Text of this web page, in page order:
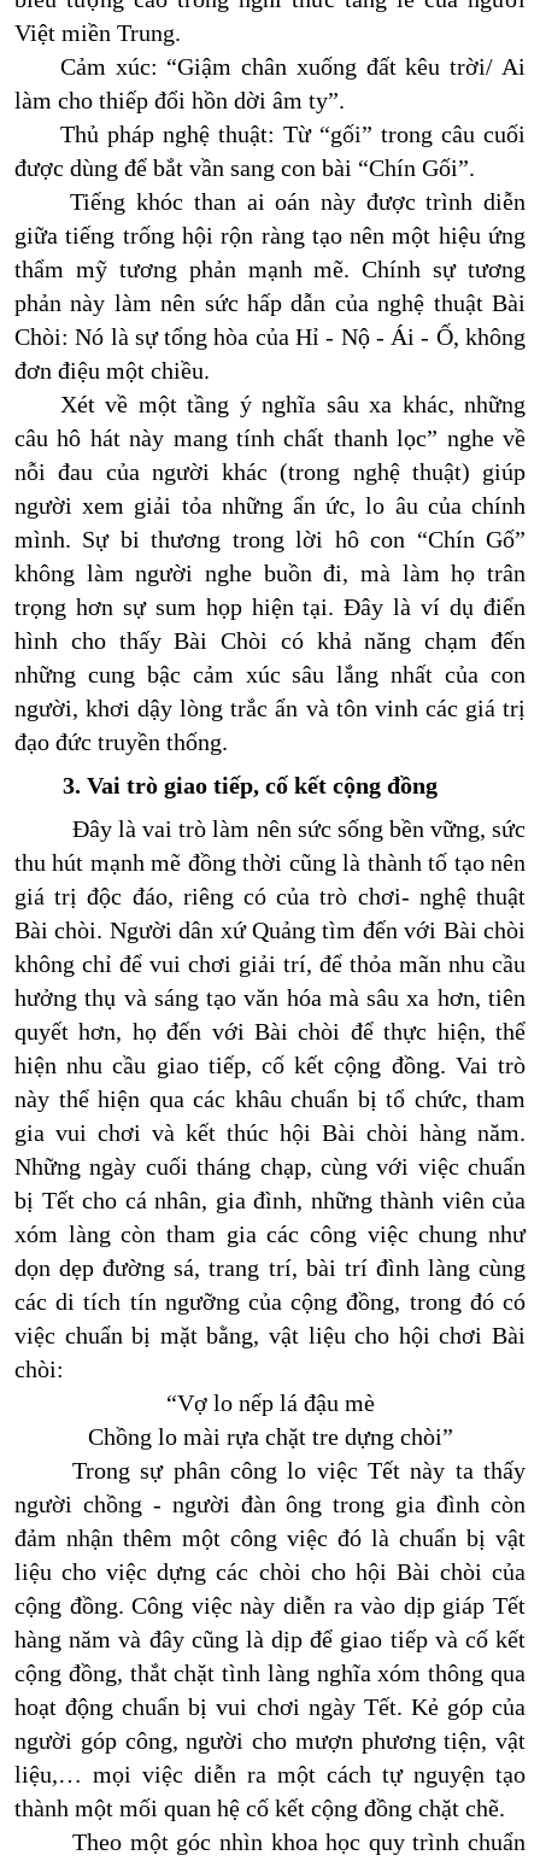
Việt miền Trung.
Cảm xúc: “Giậm chân xuống đất kêu trời/ Ai
làm cho thiếp đổi hồn dời âm ty”.
Thủ pháp nghệ thuật: Từ “gối” trong câu cuối
được dùng để bắt vần sang con bài “Chín Gối”.
Tiếng khóc than ai oán này được trình diễn
giữa tiếng trống hội rộn ràng tạo nên một hiệu ứng
thẩm mỹ tương phản mạnh mẽ. Chính sự tương
phản này làm nên sức hấp dẫn của nghệ thuật Bài
Chòi: Nó là sự tổng hòa của Hỉ - Nộ - Ái - Ố, không
đơn điệu một chiều.
Xét về một tầng ý nghĩa sâu xa khác, những
câu hô hát này mang tính chất thanh lọc” nghe về
nỗi đau của người khác (trong nghệ thuật) giúp
người xem giải tỏa những ẩn ức, lo âu của chính
mình. Sự bi thương trong lời hô con “Chín Gố”
không làm người nghe buồn đi, mà làm họ trân
trọng hơn sự sum họp hiện tại. Đây là ví dụ điển
hình cho thấy Bài Chòi có khả năng chạm đến
những cung bậc cảm xúc sâu lắng nhất của con
người, khơi dậy lòng trắc ẩn và tôn vinh các giá trị
đạo đức truyền thống.
3. Vai trò giao tiếp, cố kết cộng đồng
Đây là vai trò làm nên sức sống bền vững, sức
thu hút mạnh mẽ đồng thời cũng là thành tố tạo nên
giá trị độc đáo, riêng có của trò chơi- nghệ thuật
Bài chòi. Người dân xứ Quảng tìm đến với Bài chòi
không chỉ để vui chơi giải trí, để thỏa mãn nhu cầu
hưởng thụ và sáng tạo văn hóa mà sâu xa hơn, tiên
quyết hơn, họ đến với Bài chòi để thực hiện, thể
hiện nhu cầu giao tiếp, cố kết cộng đồng. Vai trò
này thể hiện qua các khâu chuẩn bị tổ chức, tham
gia vui chơi và kết thúc hội Bài chòi hàng năm.
Những ngày cuối tháng chạp, cùng với việc chuẩn
bị Tết cho cá nhân, gia đình, những thành viên của
xóm làng còn tham gia các công việc chung như
dọn dẹp đường sá, trang trí, bài trí đình làng cùng
các di tích tín ngưỡng của cộng đồng, trong đó có
việc chuẩn bị mặt bằng, vật liệu cho hội chơi Bài
chòi:
“Vợ lo nếp lá đậu mè
Chồng lo mài rựa chặt tre dựng chòi”
Trong sự phân công lo việc Tết này ta thấy
người chồng - người đàn ông trong gia đình còn
đảm nhận thêm một công việc đó là chuẩn bị vật
liệu cho việc dựng các chòi cho hội Bài chòi của
cộng đồng. Công việc này diễn ra vào dịp giáp Tết
hàng năm và đây cũng là dịp để giao tiếp và cố kết
cộng đồng, thắt chặt tình làng nghĩa xóm thông qua
hoạt động chuẩn bị vui chơi ngày Tết. Kẻ góp của
người góp công, người cho mượn phương tiện, vật
liệu,… mọi việc diễn ra một cách tự nguyện tạo
thành một mối quan hệ cố kết cộng đồng chặt chẽ.
Theo một góc nhìn khoa học quy trình chuẩn